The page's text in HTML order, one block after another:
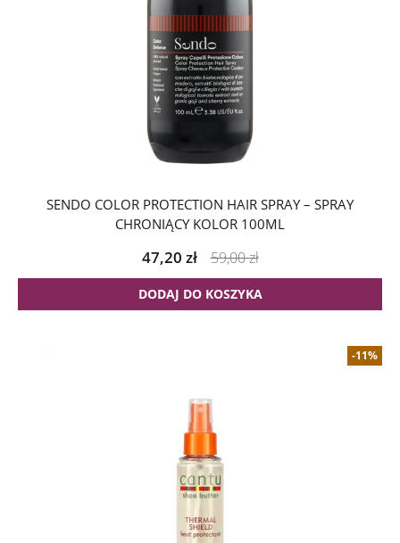
SENDO COLOR PROTECTION HAIR SPRAY – SPRAY
CHRONIĄCY KOLOR 100ML
47,20 zł 59,00zł
DODAJ DO KOSZYKA
-11%